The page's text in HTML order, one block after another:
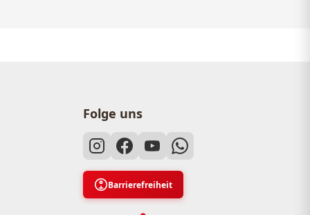
Folge uns
Barrierefreiheit